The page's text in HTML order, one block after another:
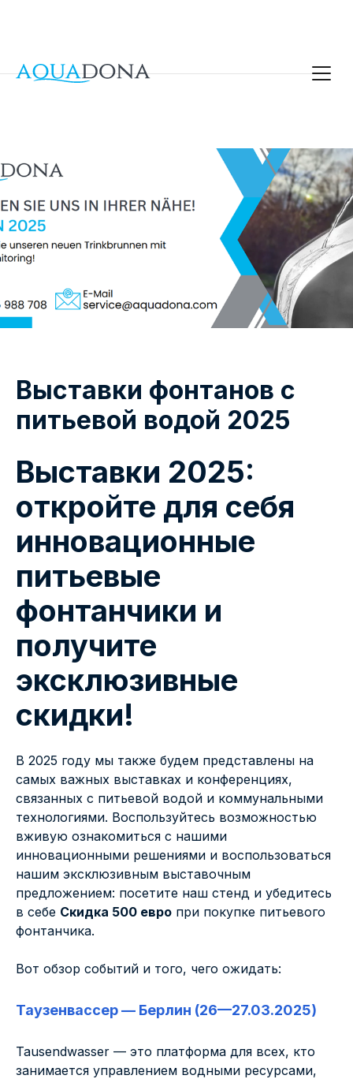
Выставки фонтанов с
питьевой водой 2025
Выставки 2025:
откройте для себя
инновационные
питьевые
фонтанчики и
получите
эксклюзивные
скидки!
В 2025 году мы также будем представлены на
самых важных выставках и конференциях,
связанных с питьевой водой и коммунальными
технологиями. Воспользуйтесь возможностью
вживую ознакомиться с нашими
инновационными решениями и воспользоваться
нашим эксклюзивным выставочным
предложением: посетите наш стенд и убедитесь
в себе Скидка 500 евро при покупке питьевого
фонтанчика.
Вот обзор событий и того, чего ожидать:
Таузенвассер — Берлин (26—27.03.2025)
Tausendwasser — это платформа для всех, кто
занимается управлением водными ресурсами,